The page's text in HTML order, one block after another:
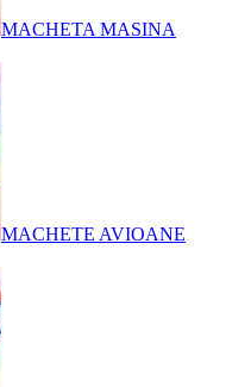
MACHETA MASINA
MACHETE AVIOANE